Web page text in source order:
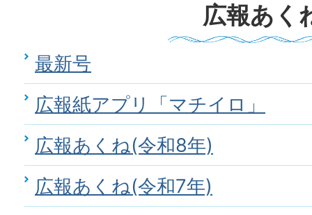
広報あく
最新号
広報紙アプリ「マチイロ」
広報あくね(令和8年)
広報あくね(令和7年)